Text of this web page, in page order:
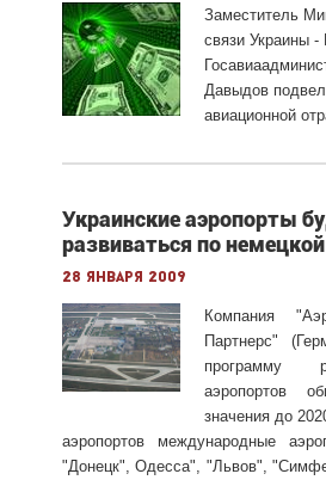
Заместитель
связи Украины -
Давыдов
авиационной
Украинские аэропорты
развиваться по
28 января 2009
Компания
Партнерс"
программу
аэропортов
значения до
аэропортов международные
"Донецк", Одесса", "Львов",